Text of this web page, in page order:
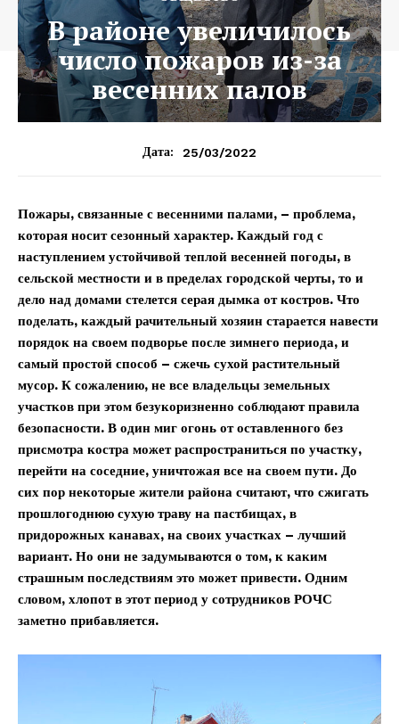
В районе увеличилось
число пожаров из-за
весенних палов
Дата: 25/03/2022
Пожары, связанные с весенними палами, – проблема,
которая носит сезонный характер. Каждый год с
наступлением устойчивой теплой весенней погоды, в
сельской местности и в пределах городской черты, то и
дело над домами стелется серая дымка от костров. Что
поделать, каждый рачительный хозяин старается навести
порядок на своем подворье после зимнего периода, и
самый простой способ – сжечь сухой растительный
мусор. К сожалению, не все владельцы земельных
участков при этом безукоризненно соблюдают правила
безопасности. В один миг огонь от оставленного без
присмотра костра может распространиться по участку,
перейти на соседние, уничтожая все на своем пути. До
сих пор некоторые жители района считают, что сжигать
прошлогоднюю сухую траву на пастбищах, в
придорожных канавах, на своих участках – лучший
вариант. Но они не задумываются о том, к каким
страшным последствиям это может привести. Одним
словом, хлопот в этот период у сотрудников РОЧС
заметно прибавляется.